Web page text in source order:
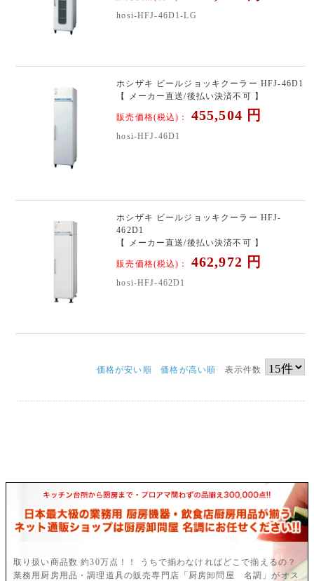
hosi-HFJ-46D1-LG
ホシザキ ビールジョッキクーラー HFJ-46D1
【 メーカー直送/後払い決済不可 】
販売価格(税込)： 455,504 円
hosi-HFJ-46D1
ホシザキ ビールジョッキクーラー HFJ-
462D1
【 メーカー直送/後払い決済不可 】
販売価格(税込)： 462,972 円
hosi-HFJ-462D1
価格が安い順 価格が高い順 表示件数
取り扱い商品数 約30万点！！ うちで揃わなければどこで揃えるの？
業務用厨房用品・調理道具の販売専門店「厨房卸問屋 名調」がオス